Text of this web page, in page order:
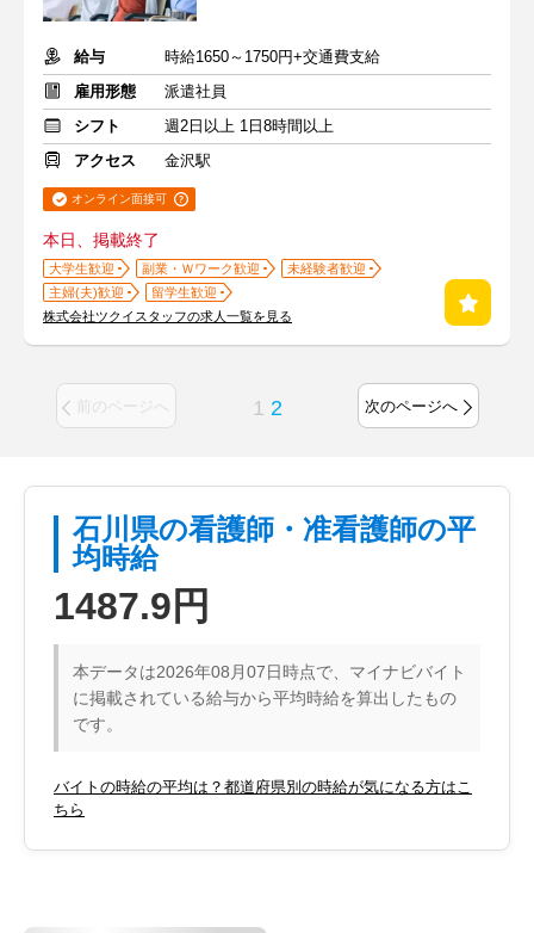
給与
時給1650～1750円+交通費支給
雇用形態
派遣社員
シフト
週2日以上 1日8時間以上
アクセス
金沢駅
オンライン面接可
本日、掲載終了
大学生歓迎 副業・Ｗワーク歓迎
未経験者歓迎
主婦(夫)歓迎
留学生歓迎
株式会社ツクイスタッフの求人一覧を見る
前のページへ 1 2 次のページへ
石川県の看護師・准看護師の平
均時給
1487.9円
本データは2026年08月07日時点で、マイナビバイト
に掲載されている給与から平均時給を算出したもの
です。
バイトの時給の平均は？都道府県別の時給が気になる方はこ
ちら